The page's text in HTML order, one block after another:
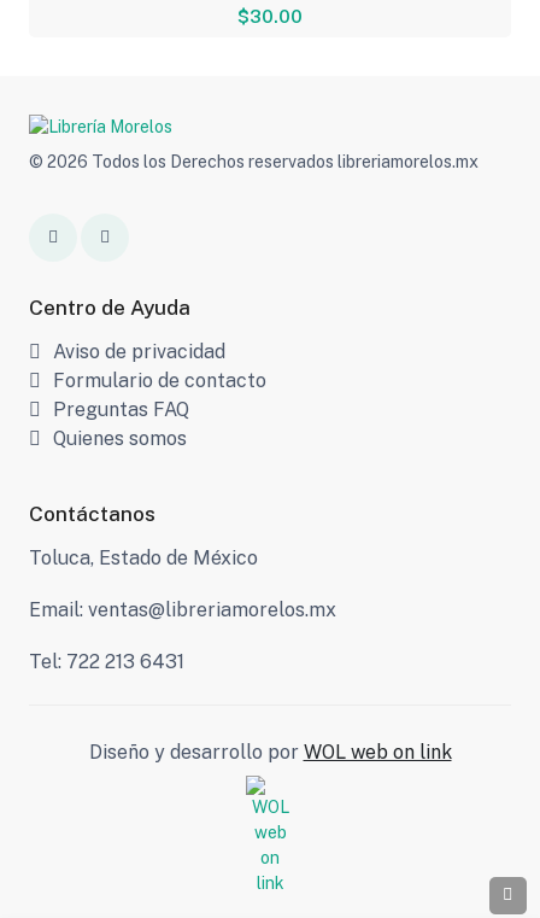
$30.00
© 2026 Todos los Derechos reservados libreriamorelos.mx
Centro de Ayuda
Aviso de privacidad
Formulario de contacto
Preguntas FAQ
Quienes somos
Contáctanos
Toluca, Estado de México
Email: ventas@libreriamorelos.mx
Tel: 722 213 6431
Diseño y desarrollo por WOL web on link